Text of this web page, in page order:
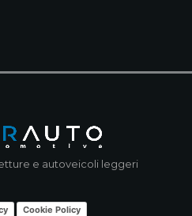
e autoveicoli leggeri
Cookie Policy